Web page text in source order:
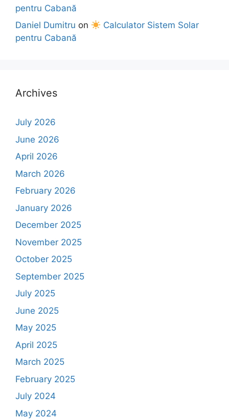
pentru Cabană
Daniel Dumitru on
Calculator Sistem Solar
pentru Cabană
Archives
July 2026
June 2026
April 2026
March 2026
February 2026
January 2026
December 2025
November 2025
October 2025
September 2025
July 2025
June 2025
May 2025
April 2025
March 2025
February 2025
July 2024
May 2024